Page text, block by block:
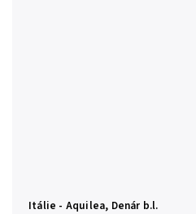
Itálie - Aquilea, Denár b.l.